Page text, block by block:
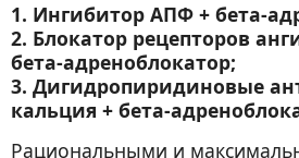
1. Ингибитор АПФ + бета-
2. Блокатор рецепторов
бета-адреноблокатор;
3. Дигидропиридиновые
кальция + бета-
Рациональными и